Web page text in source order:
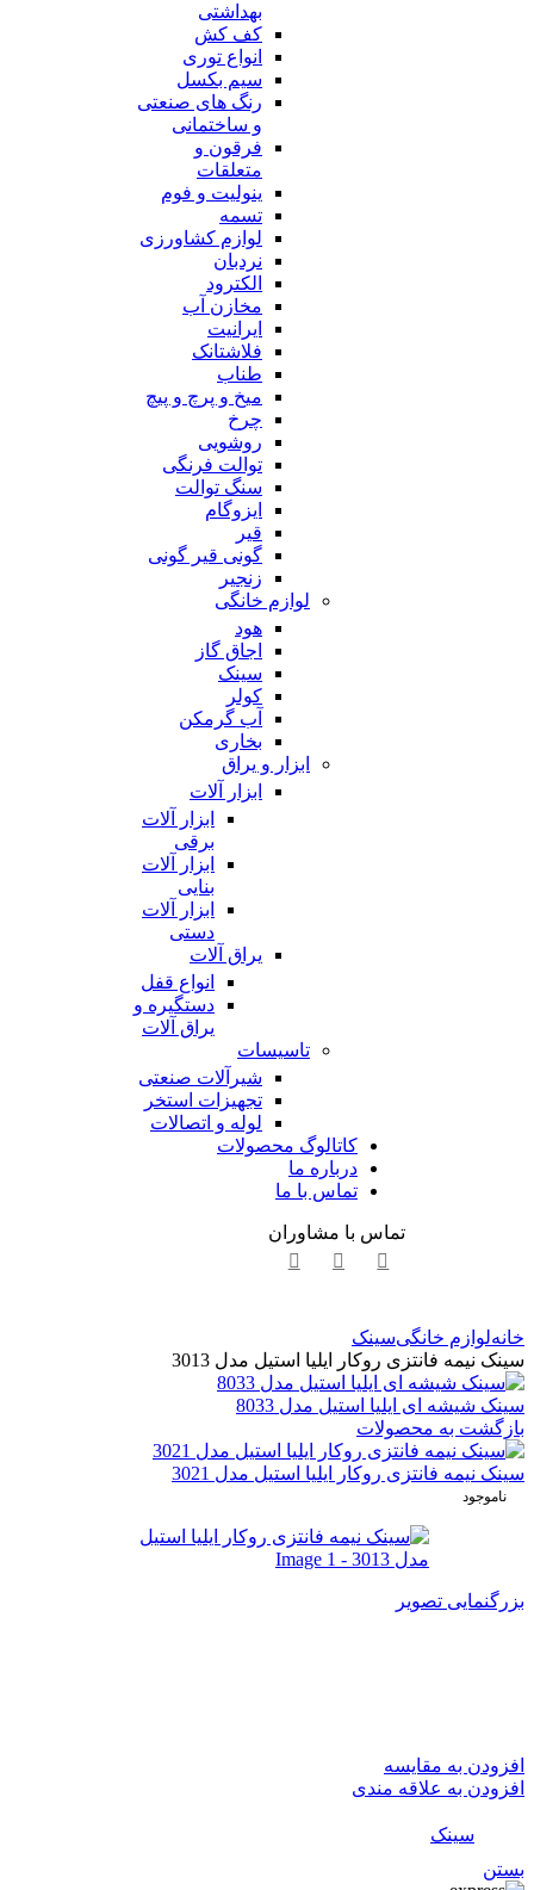
بهداشتی
کف کش
انواع توری
سیم بکسل
رنگ های صنعتی
و ساختمانی
فرقون و
متعلقات
ینولیت و فوم
تسمه
لوازم کشاورزی
نردبان
الکترود
مخازن آب
ایرانیت
فلاشتانک
طناب
میخ و پرچ و پیچ
چرخ
روشویی
توالت فرنگی
سنگ توالت
ایزوگام
قیر
گونی قیر گونی
زنجیر
لوازم خانگی
هود
اجاق گاز
سینک
کولر
آب گرمکن
بخاری
ابزار و یراق
ابزار آلات
ابزار آلات
برقی
ابزار آلات
بنایی
ابزار آلات
دستی
یراق آلات
انواع قفل
دستگیره و
یراق آلات
تاسیسات
شیرآلات صنعتی
تجهیزات استخر
لوله و اتصالات
کاتالوگ محصولات
درباره ما
تماس با ما
تماس با مشاوران
خانهلوازم خانگیسینک
سینک نیمه فانتزی روکار ایلیا استیل مدل 3013
سینک شیشه ای ایلیا استیل مدل 8033
بازگشت به محصولات
سینک نیمه فانتزی روکار ایلیا استیل مدل 3021
ناموجود
بزرگنمایی تصویر
افزودن به مقایسه
افزودن به علاقه مندی
سینک
بستن